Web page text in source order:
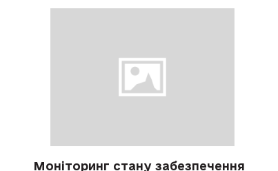
Моніторинг стану забезпечення